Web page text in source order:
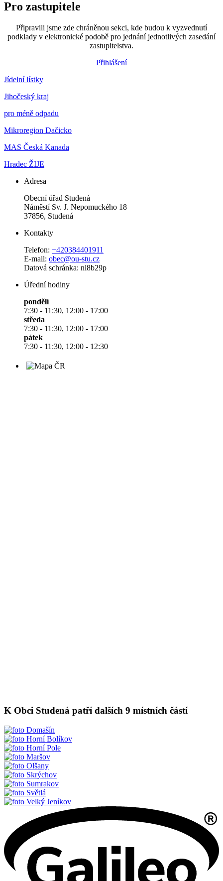
Pro zastupitele
Připravili jsme zde chráněnou sekci, kde budou k vyzvednutí
podklady v elektronické podobě pro jednání jednotlivých zasedání
zastupitelstva.
Přihlášení
Jídelní lístky
Jihočeský kraj
pro méně odpadu
Mikroregion Dačicko
MAS Česká Kanada
Hradec ŽIJE
Adresa
Obecní úřad Studená
Náměstí Sv. J. Nepomuckého 18
37856, Studená
Kontakty
Telefon: +420384401911
E-mail: obec@ou-stu.cz
Datová schránka: ni8b29p
Úřední hodiny
pondělí
7:30 - 11:30, 12:00 - 17:00
středa
7:30 - 11:30, 12:00 - 17:00
pátek
7:30 - 11:30, 12:00 - 12:30
K Obci Studená patří dalších 9 místních částí
Domašín
Horní Bolíkov
Horní Pole
Maršov
Olšany
Skrýchov
Sumrakov
Světlá
Velký Jeníkov